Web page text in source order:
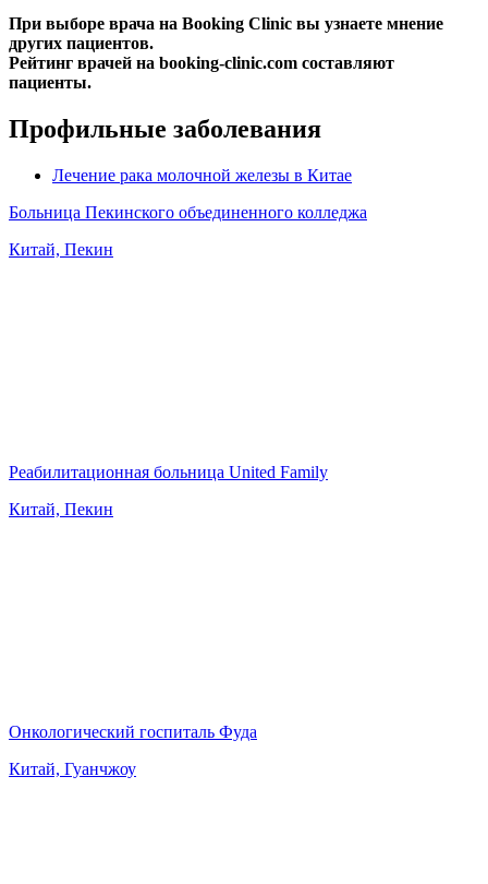
При выборе врача на Booking Clinic вы узнаете мнение
других пациентов.
Рейтинг врачей на booking-clinic.com составляют
пациенты.
Профильные заболевания
Лечение рака молочной железы в Китае
Больница Пекинского объединенного колледжа
Китай, Пекин
Реабилитационная больница United Family
Китай, Пекин
Онкологический госпиталь Фуда
Китай, Гуанчжоу